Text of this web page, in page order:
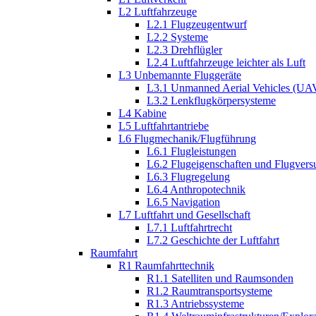
L2 Luftfahrzeuge
L2.1 Flugzeugentwurf
L2.2 Systeme
L2.3 Drehflügler
L2.4 Luftfahrzeuge leichter als Luft
L3 Unbemannte Fluggeräte
L3.1 Unmanned Aerial Vehicles
L3.2 Lenkflugkörpersysteme
L4 Kabine
L5 Luftfahrtantriebe
L6 Flugmechanik/Flugführung
L6.1 Flugleistungen
L6.2 Flugeigenschaften und
L6.3 Flugregelung
L6.4 Anthropotechnik
L6.5 Navigation
L7 Luftfahrt und Gesellschaft
L7.1 Luftfahrtrecht
L7.2 Geschichte der Luftfahrt
Raumfahrt
R1 Raumfahrttechnik
R1.1 Satelliten und Raumsonden
R1.2 Raumtransportsysteme
R1.3 Antriebssysteme